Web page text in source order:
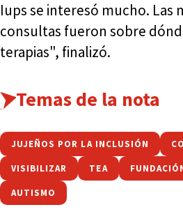
Iups se interesó mucho. Las
consultas fueron sobre
terapias", finalizó.
Temas de la nota
JUJEÑOS POR LA INCLUSIÓN
VISIBILIZAR TEA
AUTISMO